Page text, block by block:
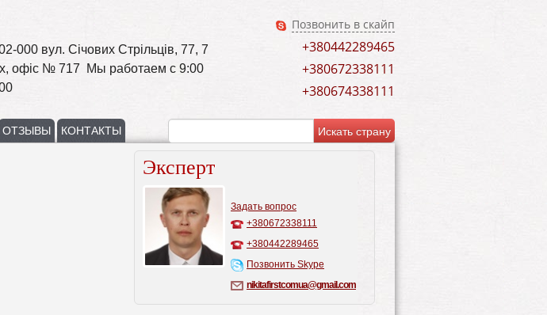
000 вул. Січових Стрільців, 77, 7
офіс № 717 Мы работаем с 9:00
Позвонить в скайп
+380442289465
+380672338111
+380674338111
ОТЗЫВЫ КОНТАКТЫ
Эксперт
Задать вопрос
+380672338111
+380442289465
Позвонить Skype
nikitafirstcomua@gmail.com